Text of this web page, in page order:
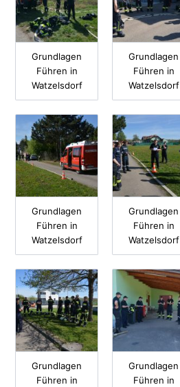
Grundlagen
Führen in
Watzelsdorf
Grundlagen
Führen in
Watzelsdorf
Grundlagen
Führen in
Watzelsdorf
Grundlagen
Führen in
Watzelsdorf
Grundlagen
Führen in
Grundlagen
Führen in